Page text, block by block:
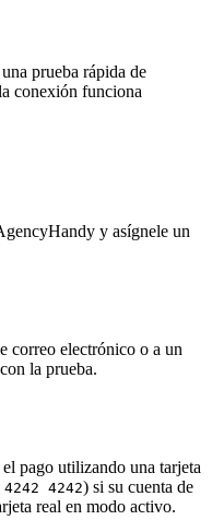
prueba rápida de
conexión funciona
y asígnele un
correo electrónico o a un
la prueba.
pago utilizando una tarjeta
4242) si su cuenta de
real en modo activo.